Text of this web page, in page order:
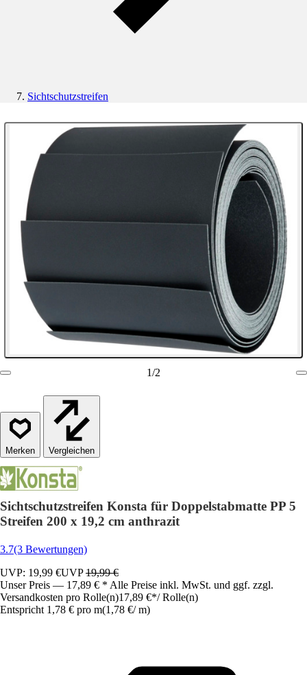
Sichtschutzstreifen
1/2
Vergleichen
Sichtschutzstreifen Konsta für Doppelstabmatte PP 5
Streifen 200 x 19,2 cm anthrazit
3.7(3 Bewertungen)
UVP: 19,99 €UVP19,99 €
Unser Preis — 17,89 € * Alle Preise inkl. MwSt. und ggf. zzgl.
Versandkosten pro Rolle(n)17,89 €*/ Rolle(n)
Entspricht 1,78 € pro m(1,78 €/ m)